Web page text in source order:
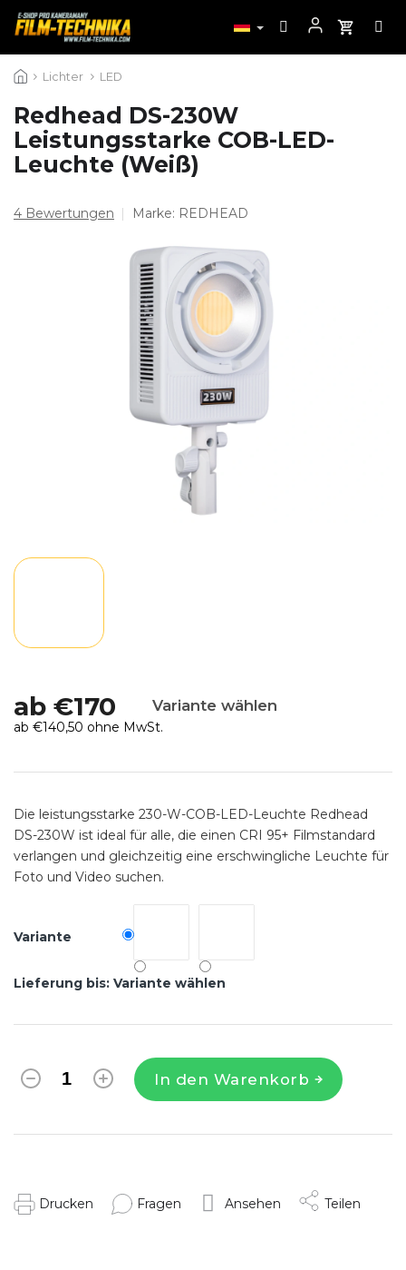
Inhalt Lichter LED
Redhead DS-230W
Leistungsstarke COB-LED-
Leuchte (Weiß)
Die
4 Bewertungen Marke: REDHEAD
ab €170 Variante wählen
ab €140,50 ohne MwSt.
Variante
Lieferung bis: Variante wählen
In den Warenkorb
Die leistungsstarke 230-W-COB-LED-Leuchte Redhead
DS-230W ist ideal für alle, die einen CRI 95+ Filmstandard
verlangen und gleichzeitig eine erschwingliche Leuchte für
Foto und Video suchen.
Drucken Fragen Ansehen Teilen